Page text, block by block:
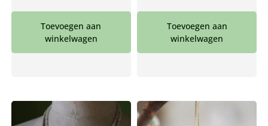
Toevoegen aan
winkelwagen
Toevoegen aan
winkelwagen